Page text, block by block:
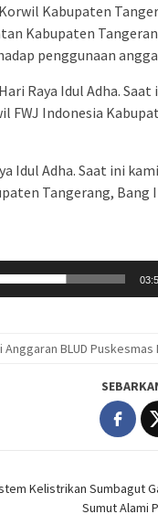
Kabupaten
Kabupaten
penggunaan
Raya Idul Adha.
FWJ Indonesia
Idul Adha. Saat ini
Tangerang, Bang
BLUD Puskesmas
Kelistrikan Sumbagut
Sumut Alami